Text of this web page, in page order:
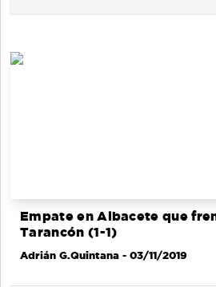
Empate en Albacete que
Tarancón (1-1)
Adrián G.Quintana - 03/11/2019